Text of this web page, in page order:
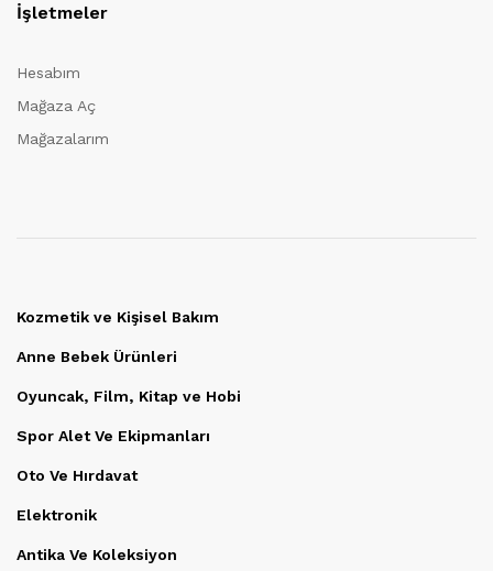
İşletmeler
Hesabım
Mağaza Aç
Mağazalarım
Kozmetik ve Kişisel Bakım
Anne Bebek Ürünleri
Oyuncak, Film, Kitap ve Hobi
Spor Alet Ve Ekipmanları
Oto Ve Hırdavat
Elektronik
Antika Ve Koleksiyon